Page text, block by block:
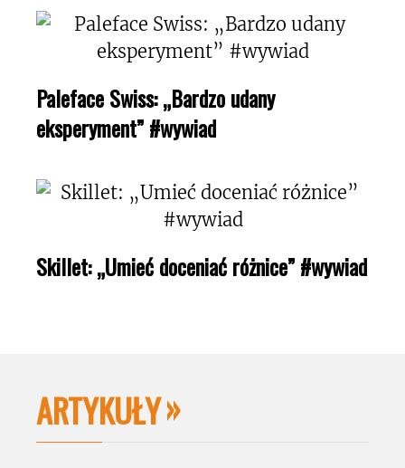
Paleface Swiss: „Bardzo udany
eksperyment” #wywiad
Skillet: „Umieć doceniać różnice” #wywiad
ARTYKUŁY